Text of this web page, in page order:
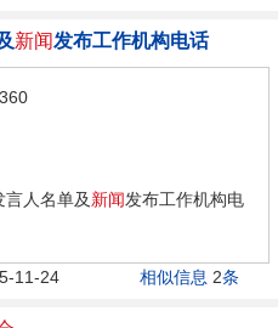
新闻发布工作机构电话
言人名单及新闻发布工作机构电
11-24 相似信息 2条